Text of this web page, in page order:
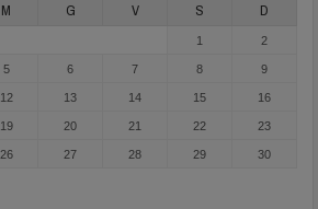
M G V S D
1 2
5 6 7 8 9
12 13 14 15 16
19 20 21 22 23
26 27 28 29 30